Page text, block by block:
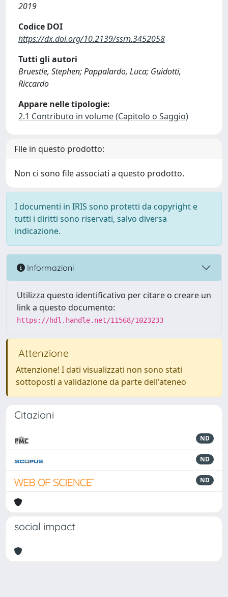
2019
Codice DOI
https://dx.doi.org/10.2139/ssrn.3452058
Tutti gli autori
Bruestle, Stephen; Pappalardo, Luca; Guidotti,
Riccardo
Appare nelle tipologie:
2.1 Contributo in volume (Capitolo o Saggio)
File in questo prodotto:
Non ci sono file associati a questo prodotto.
I documenti in IRIS sono protetti da copyright e
tutti i diritti sono riservati, salvo diversa
indicazione.
Informazioni
Utilizza questo identificativo per citare o creare un
link a questo documento:
https://hdl.handle.net/11568/1023233
Attenzione
Attenzione! I dati visualizzati non sono stati
sottoposti a validazione da parte dell'ateneo
Citazioni
ND
ND
ND
social impact